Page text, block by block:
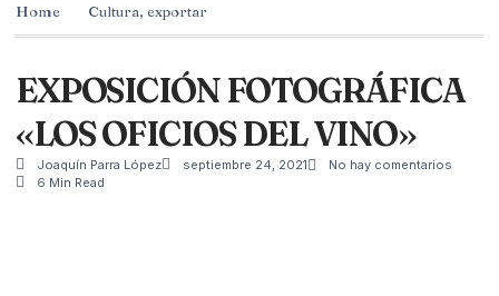
Home Cultura, exportar
EXPOSICIÓN FOTOGRÁFICA
«LOS OFICIOS DEL VINO»
Joaquín Parra López septiembre 24, 2021
No hay comentarios
6 Min Read